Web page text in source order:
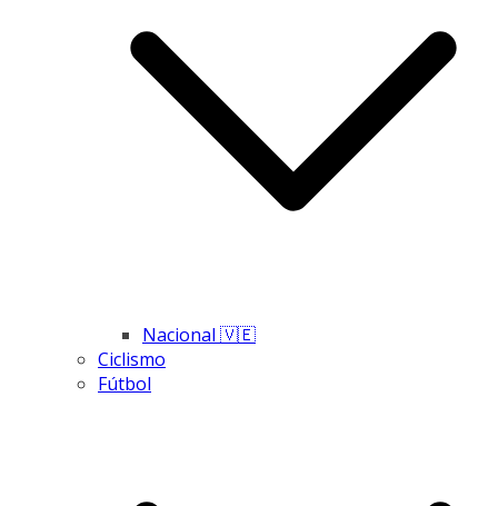
Nacional 🇻🇪
Ciclismo
Fútbol